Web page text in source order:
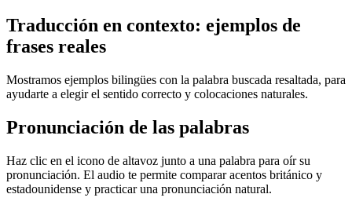
Traducción en contexto: ejemplos de
frases reales
Mostramos ejemplos bilingües con la palabra buscada resaltada, para
ayudarte a elegir el sentido correcto y colocaciones naturales.
Pronunciación de las palabras
Haz clic en el icono de altavoz junto a una palabra para oír su
pronunciación. El audio te permite comparar acentos británico y
estadounidense y practicar una pronunciación natural.